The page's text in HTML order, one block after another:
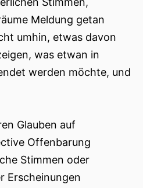
Meldung getan
umhin, etwas davon
was etwan in
werden möchte, und
Glauben auf
Offenbarung
Stimmen oder
Erscheinungen